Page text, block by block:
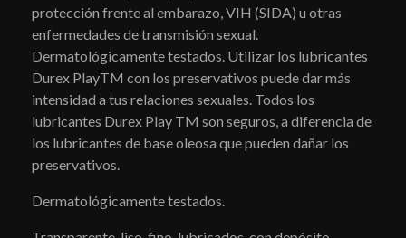
protección frente al embarazo, VIH (SIDA) u otras
enfermedades de transmisión sexual.
Dermatológicamente testados. Utilizar los lubricantes
Durex PlayTM con los preservativos puede dar más
intensidad a tus relaciones sexuales. Todos los
lubricantes Durex Play TM son seguros, a diferencia de
los lubricantes de base oleosa que pueden dañar los
preservativos.
Dermatológicamente testados.